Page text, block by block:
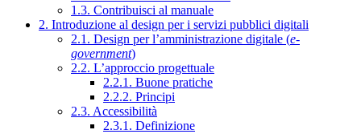
1.3. Contribuisci al manuale
2. Introduzione al design per i servizi pubblici digitali
2.1. Design per l’amministrazione digitale (e-
government)
2.2. L’approccio progettuale
2.2.1. Buone pratiche
2.2.2. Principi
2.3. Accessibilità
2.3.1. Definizione